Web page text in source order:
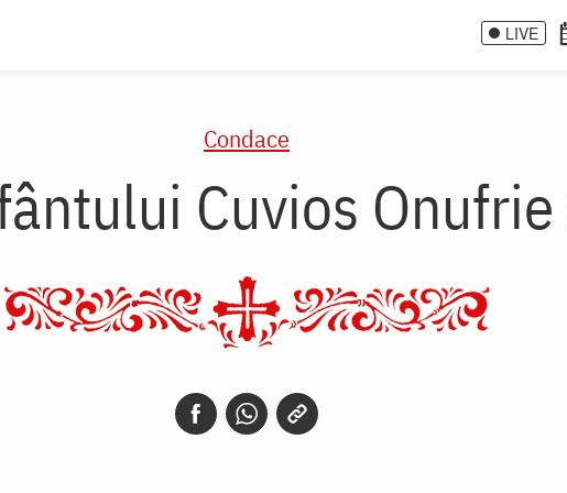
LIVE
Condace
Cuvios